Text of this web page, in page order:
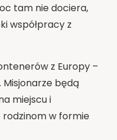
tam nie dociera,
współpracy z
z Europy –
będą
miejscu i
w formie